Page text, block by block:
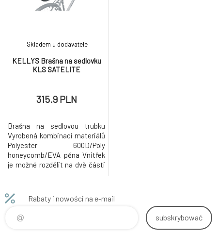
Polyester 600D Dvě boční
KELLYS Brašna na sedlovku
KLS SATELITE
Skladem u dodavatele
315.9 PLN
Brašna na sedlovou trubku
Vyrobená kombinací materiálů
Polyester 600D/Poly
honeycomb/EVA pěna Vnitřek
je možné rozdělit na dvě části
Vnitřní síťová přepážka
zadní osvětlení Rychloupínací
systém vhodný na všechny
typy sedlovek Maximální zátěž
nosiče 4 kg Objem: 3,2 l
Rabaty i nowości na e-mail
subskrybować